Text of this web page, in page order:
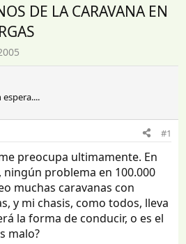
DE LA CARAVANA EN
#1
preocupa ultimamente. En
problema en 100.000
muchas caravanas con
y mi chasis, como todos, lleva
la forma de conducir, o es el
malo?